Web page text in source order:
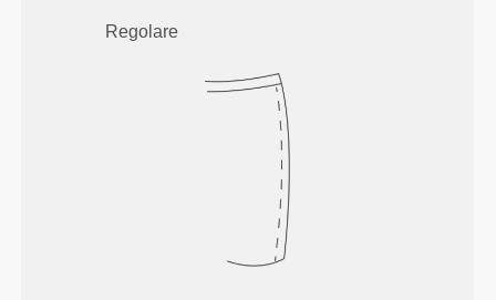
Regolare